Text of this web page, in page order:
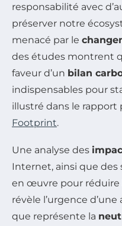
responsabilité avec
préserver notre
menacé par le
des études montrent
faveur d’un bilan
indispensables pour
illustré dans le rapport
Footprint.
Une analyse des
Internet, ainsi que
en œuvre pour réduire
révèle l’urgence
que représente la